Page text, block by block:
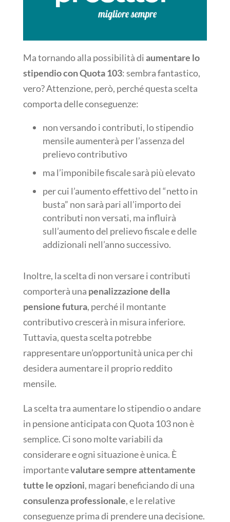
Ma tornando alla possibilità diaumentare lo
stipendio con Quota 103: sembra fantastico,
vero? Attenzione, però, perché questa scelta
comporta delle conseguenze:
non versando i contributi, lo stipendio
mensile aumenterà per l’assenza del
prelievo contributivo
ma l’imponibile fiscale sarà più elevato
per cui l’aumento effettivo del “netto in
busta” non sarà pari all’importo dei
contributi non versati, ma influirà
sull’aumento del prelievo fiscale e delle
addizionali nell’anno successivo.
Inoltre, la scelta di non versare i contributi
comporterà una penalizzazione della
pensione futura, perché il montante
contributivo crescerà in misura inferiore.
Tuttavia, questa scelta potrebbe
rappresentare un’opportunità unica per chi
desidera aumentare il proprio reddito
mensile.
La scelta tra aumentare lo stipendio o andare
in pensione anticipata con Quota 103 non è
semplice. Ci sono molte variabili da
considerare e ogni situazione è unica. È
importantevalutare sempre attentamente
tutte le opzioni, magari beneficiando di una
consulenza professionale, e le relative
conseguenze prima di prendere una decisione.